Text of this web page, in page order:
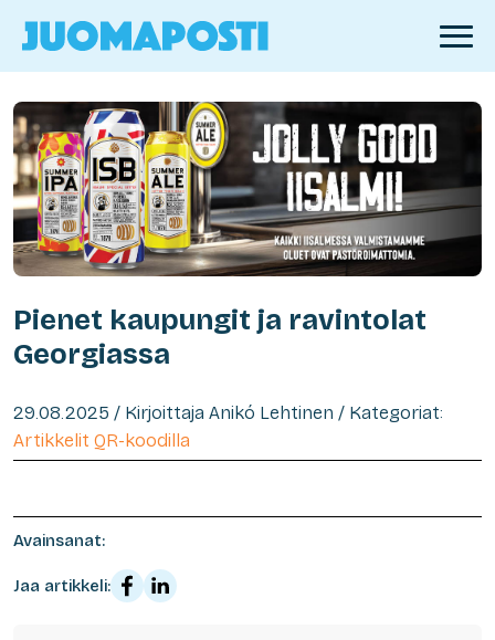
Pienet kaupungit ja ravintolat
Georgiassa
29.08.2025 / Kirjoittaja Anikó Lehtinen / Kategoriat:
Artikkelit QR-koodilla
Avainsanat:
Jaa artikkeli: